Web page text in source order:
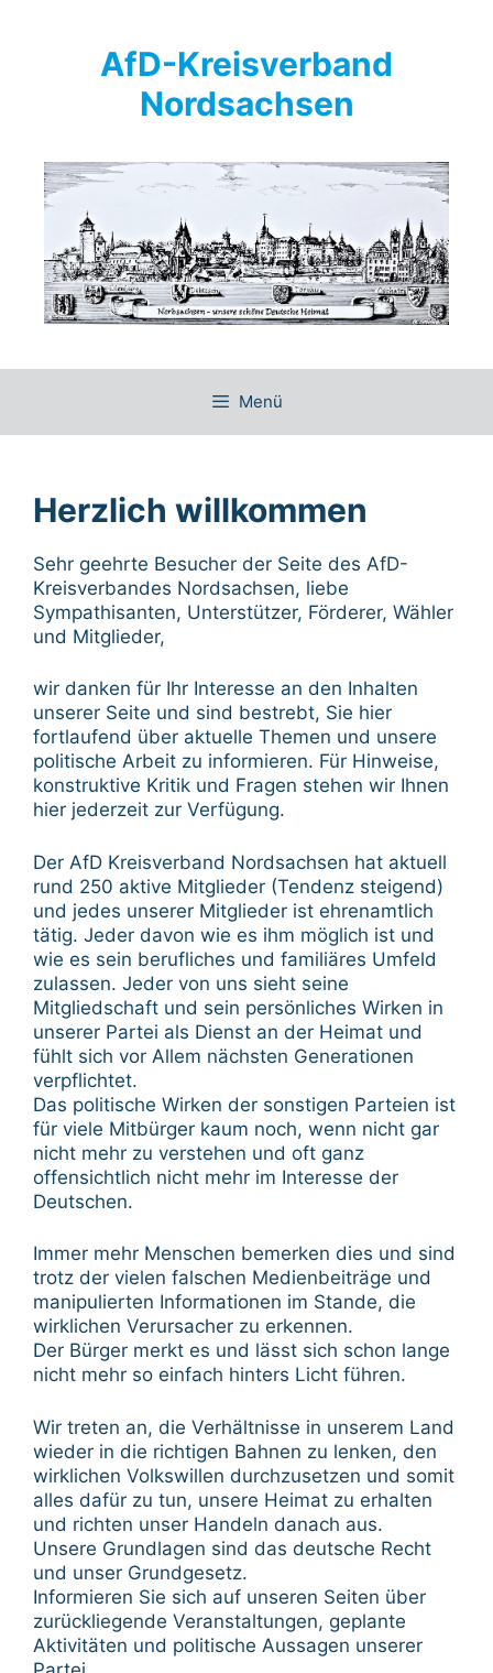
AfD-Kreisverband
Nordsachsen
Menü
Herzlich willkommen
Sehr geehrte Besucher der Seite des AfD-
Kreisverbandes Nordsachsen, liebe
Sympathisanten, Unterstützer, Förderer, Wähler
und Mitglieder,
wir danken für Ihr Interesse an den Inhalten
unserer Seite und sind bestrebt, Sie hier
fortlaufend über aktuelle Themen und unsere
politische Arbeit zu informieren. Für Hinweise,
konstruktive Kritik und Fragen stehen wir Ihnen
hier jederzeit zur Verfügung.
Der AfD Kreisverband Nordsachsen hat aktuell
rund 250 aktive Mitglieder (Tendenz steigend)
und jedes unserer Mitglieder ist ehrenamtlich
tätig. Jeder davon wie es ihm möglich ist und
wie es sein berufliches und familiäres Umfeld
zulassen. Jeder von uns sieht seine
Mitgliedschaft und sein persönliches Wirken in
unserer Partei als Dienst an der Heimat und
fühlt sich vor Allem nächsten Generationen
verpflichtet.
Das politische Wirken der sonstigen Parteien ist
für viele Mitbürger kaum noch, wenn nicht gar
nicht mehr zu verstehen und oft ganz
offensichtlich nicht mehr im Interesse der
Deutschen.
Immer mehr Menschen bemerken dies und sind
trotz der vielen falschen Medienbeiträge und
manipulierten Informationen im Stande, die
wirklichen Verursacher zu erkennen.
Der Bürger merkt es und lässt sich schon lange
nicht mehr so einfach hinters Licht führen.
Wir treten an, die Verhältnisse in unserem Land
wieder in die richtigen Bahnen zu lenken, den
wirklichen Volkswillen durchzusetzen und somit
alles dafür zu tun, unsere Heimat zu erhalten
und richten unser Handeln danach aus.
Unsere Grundlagen sind das deutsche Recht
und unser Grundgesetz.
Informieren Sie sich auf unseren Seiten über
zurückliegende Veranstaltungen, geplante
Aktivitäten und politische Aussagen unserer